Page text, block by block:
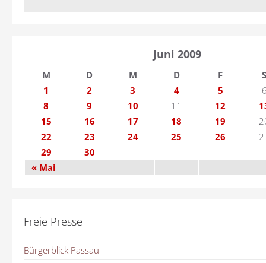
Juni 2009
M D M D F
S
1
2 3 4 5
8
9 10 11 12
15
16 17 18 19
22
23 24 25 26
29
30
« Mai
Freie Presse
Bürgerblick Passau